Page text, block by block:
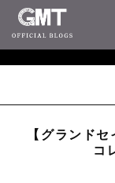
【グランド
コ